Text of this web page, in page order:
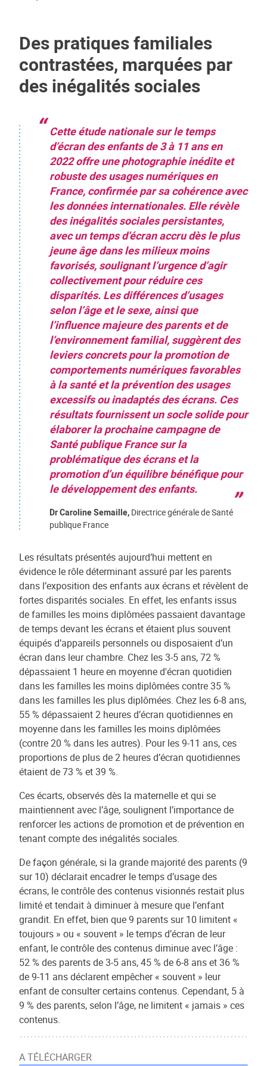
Des pratiques familiales
contrastées, marquées par
des inégalités sociales
Cette étude nationale sur le temps
d’écran des enfants de 3 à 11 ans en
2022 offre une photographie inédite et
robuste des usages numériques en
France, confirmée par sa cohérence avec
les données internationales. Elle révèle
des inégalités sociales persistantes,
avec un temps d’écran accru dès le plus
jeune âge dans les milieux moins
favorisés, soulignant l’urgence d’agir
collectivement pour réduire ces
disparités. Les différences d’usages
selon l’âge et le sexe, ainsi que
l’influence majeure des parents et de
l’environnement familial, suggèrent des
leviers concrets pour la promotion de
comportements numériques favorables
à la santé et la prévention des usages
excessifs ou inadaptés des écrans. Ces
résultats fournissent un socle solide pour
élaborer la prochaine campagne de
Santé publique France sur la
problématique des écrans et la
promotion d’un équilibre bénéfique pour
le développement des enfants.
Dr Caroline Semaille, Directrice générale de Santé
publique France
Les résultats présentés aujourd’hui mettent en
évidence le rôle déterminant assuré par les parents
dans l’exposition des enfants aux écrans et révèlent de
fortes disparités sociales. En effet, les enfants issus
de familles les moins diplômées passaient davantage
de temps devant les écrans et étaient plus souvent
équipés d’appareils personnels ou disposaient d’un
écran dans leur chambre. Chez les 3-5 ans, 72 %
dépassaient 1 heure en moyenne d'écran quotidien
dans les familles les moins diplômées contre 35 %
dans les familles les plus diplômées. Chez les 6-8 ans,
55 % dépassaient 2 heures d’écran quotidiennes en
moyenne dans les familles les moins diplômées
(contre 20 % dans les autres). Pour les 9-11 ans, ces
proportions de plus de 2 heures d’écran quotidiennes
étaient de 73 % et 39 %.
Ces écarts, observés dès la maternelle et qui se
maintiennent avec l’âge, soulignent l’importance de
renforcer les actions de promotion et de prévention en
tenant compte des inégalités sociales.
De façon générale, si la grande majorité des parents (9
sur 10) déclarait encadrer le temps d’usage des
écrans, le contrôle des contenus visionnés restait plus
limité et tendait à diminuer à mesure que l’enfant
grandit. En effet, bien que 9 parents sur 10 limitent «
toujours » ou « souvent » le temps d’écran de leur
enfant, le contrôle des contenus diminue avec l’âge :
52 % des parents de 3-5 ans, 45 % de 6-8 ans et 36 %
de 9-11 ans déclarent empêcher « souvent » leur
enfant de consulter certains contenus. Cependant, 5 à
9 % des parents, selon l’âge, ne limitent « jamais » ces
contenus.
A TÉLÉCHARGER